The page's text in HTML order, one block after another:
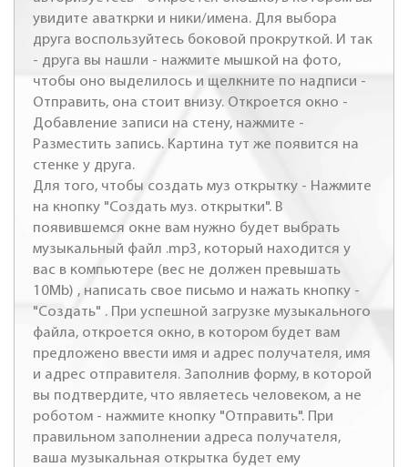
увидите аваткрки и ники/имена. Для выбора
друга воспользуйтесь боковой прокруткой. И так
- друга вы нашли - нажмите мышкой на фото,
чтобы оно выделилось и щелкните по надписи -
Отправить, она стоит внизу. Откроется окно -
Добавление записи на стену, нажмите -
Разместить запись. Картина тут же появится на
стенке у друга.
Для того, чтобы создать муз открытку - Нажмите
на кнопку "Создать муз. открытки". В
появившемся окне вам нужно будет выбрать
музыкальный файл .mp3, который находится у
вас в компьютере (вес не должен превышать
10Mb) , написать свое письмо и нажать кнопку -
"Создать" . При успешной загрузке музыкального
файла, откроется окно, в котором будет вам
предложено ввести имя и адрес получателя, имя
и адрес отправителя. Заполнив форму, в которой
вы подтвердите, что являетесь человеком, а не
роботом - нажмите кнопку "Отправить". При
правильном заполнении адреса получателя,
ваша музыкальная открытка будет ему